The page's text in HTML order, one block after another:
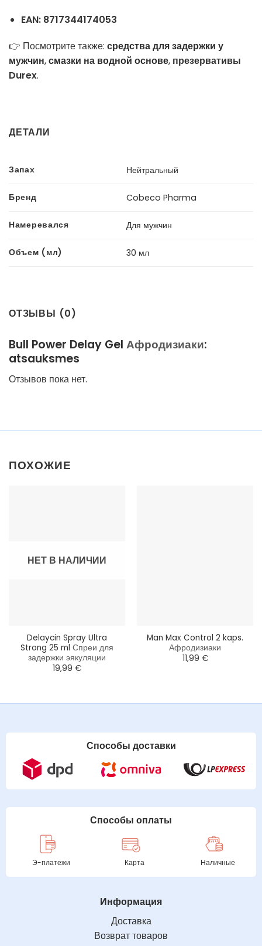
EAN: 8717344174053
👉 Посмотрите также: средства для задержки у
мужчин,смазки на водной основе, презервативы
Durex.
ДЕТАЛИ
Запах Нейтральный
Бренд Cobeco Pharma
Намеревался Для мужчин
Объем (мл) 30 мл
ОТЗЫВЫ (0)
Bull Power Delay Gel Афродизиаки:
atsauksmes
Отзывов пока нет.
ПОХОЖИЕ
НЕТ В НАЛИЧИИ
Delaycin Spray Ultra
Strong 25 ml Спреи для
задержки эякуляции
19,99 €
Man Max Control 2 kaps.
Афродизиаки
11,99 €
Способы доставки
Способы оплаты
Э-платежи Карта Наличные
Информация
Доставка
Возврат товаров